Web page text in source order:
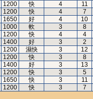
1200 快 4
11
1200 快 4
7
1650 好 4
10
1000 軟 3
8
1200 快 4
4
1400 好 3
2
1200 濕快 3
12
1200 快 3
8
1400 好 3
13
1200 快 3
5
1650 快 3
11
1200 快 3
7